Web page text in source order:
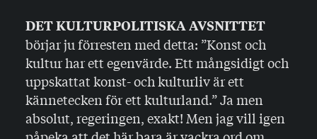
DET KULTURPOLITISKA AVSNITTET
börjar ju förresten med detta: ”Konst och
kultur har ett egenvärde. Ett mångsidigt och
uppskattat konst- och kulturliv är ett
kännetecken för ett kulturland.” Ja men
absolut, regeringen, exakt! Men jag vill igen